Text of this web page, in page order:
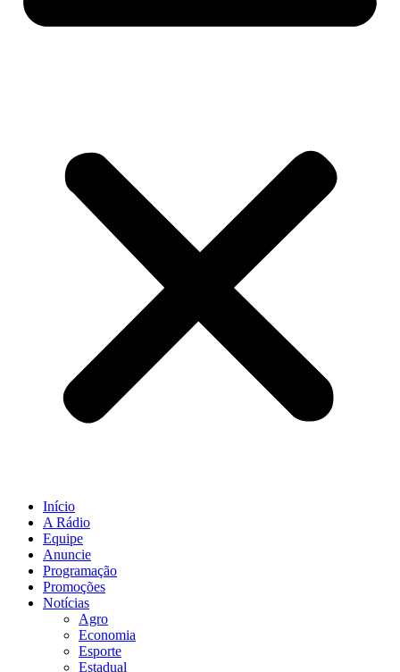
Início
A Rádio
Equipe
Anuncie
Programação
Promoções
Notícias
Agro
Economia
Esporte
Estadual